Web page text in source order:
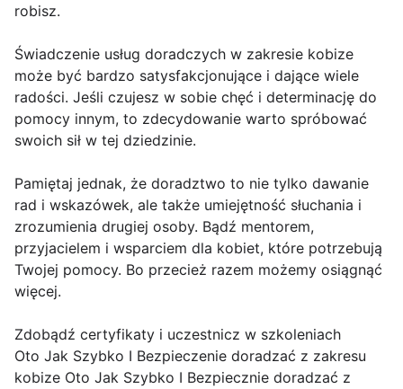
robisz.
Świadczenie usług doradczych w zakresie kobize
może być bardzo satysfakcjonujące i dające wiele
radości. Jeśli czujesz w sobie chęć i determinację do
pomocy innym, to zdecydowanie warto spróbować
swoich sił w tej dziedzinie.
Pamiętaj jednak, że doradztwo to nie tylko dawanie
rad i wskazówek, ale także umiejętność słuchania i
zrozumienia drugiej osoby. Bądź mentorem,
przyjacielem i wsparciem dla kobiet, które potrzebują
Twojej pomocy. Bo przecież razem możemy osiągnąć
więcej.
Zdobądź certyfikaty i uczestnicz w szkoleniach
Oto Jak Szybko I Bezpieczenie doradzać z zakresu
kobize Oto Jak Szybko I Bezpiecznie doradzać z